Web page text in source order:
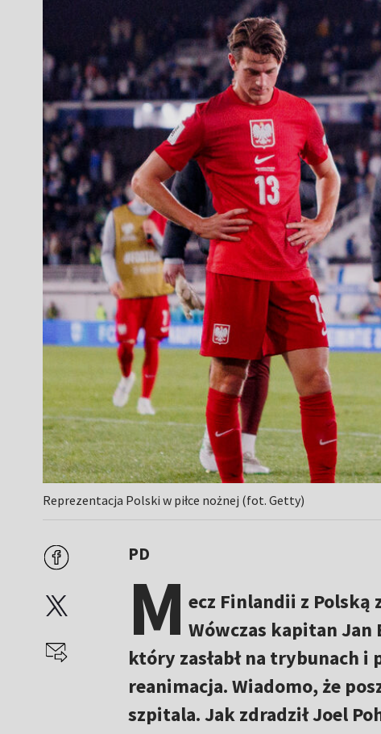
Reprezentacja Polski w piłce nożnej (fot. Getty)
PD
M ecz Finlandii z Polską
Wówczas kapitan Jan
który zasłabł na trybunach
reanimacja. Wiadomo, że
szpitala. Jak zdradził Joel